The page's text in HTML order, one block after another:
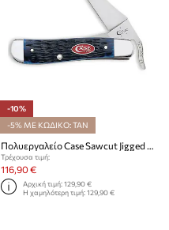
-10%
-5% ΜΕ ΚΩΔΙΚΟ: TAN
Πολυεργαλείο Case Sawcut Jigged Russlock 10,7 cm
Τρέχουσα τιμή:
116,90 €
Αρχική τιμή:129,90 €
Η χαμηλότερη τιμή:129,90 €